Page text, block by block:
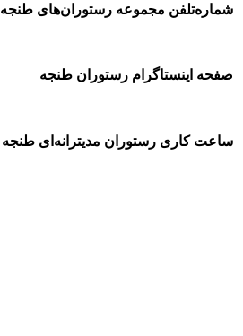
شماره‌تلفن مجموعه رستوران‌های طنجه
صفحه اینستاگرام رستوران طنجه
ساعت کاری رستوران مدیترانه‌ای طنجه